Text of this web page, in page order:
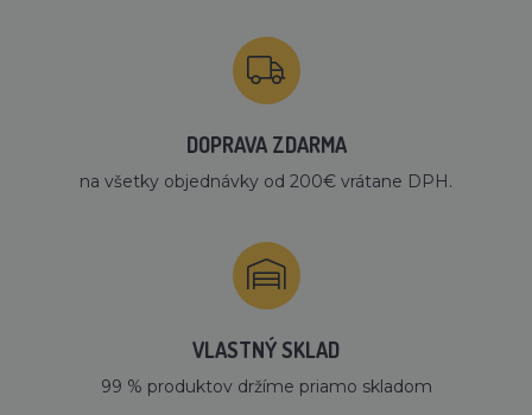
DOPRAVA ZDARMA
na všetky objednávky od 200€ vrátane DPH.
VLASTNÝ SKLAD
99 % produktov držíme priamo skladom